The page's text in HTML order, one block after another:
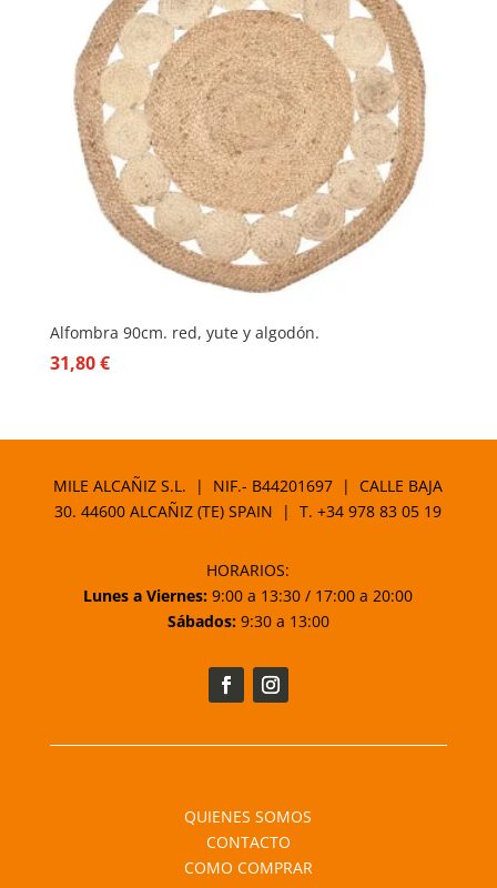
Alfombra 90cm. red, yute y algodón.
31,80€
MILE ALCAÑIZ S.L. | NIF.- B44201697 | CALLE BAJA
30. 44600 ALCAÑIZ (TE) SPAIN | T.+34 978 83 05 19
HORARIOS:
Lunes a Viernes: 9:00 a 13:30 / 17:00 a 20:00
Sábados:9:30 a 13:00
QUIENES SOMOS
CONTACTO
COMO COMPRAR